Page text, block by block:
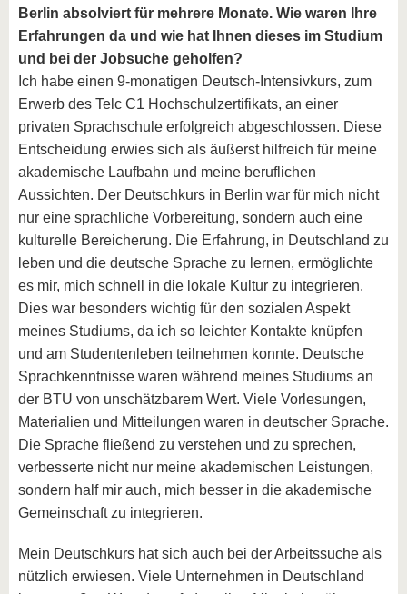
Berlin absolviert für mehrere Monate. Wie waren Ihre
Erfahrungen da und wie hat Ihnen dieses im Studium
und bei der Jobsuche geholfen?
Ich habe einen 9-monatigen Deutsch-Intensivkurs, zum
Erwerb des Telc C1 Hochschulzertifikats, an einer
privaten Sprachschule erfolgreich abgeschlossen. Diese
Entscheidung erwies sich als äußerst hilfreich für meine
akademische Laufbahn und meine beruflichen
Aussichten. Der Deutschkurs in Berlin war für mich nicht
nur eine sprachliche Vorbereitung, sondern auch eine
kulturelle Bereicherung. Die Erfahrung, in Deutschland zu
leben und die deutsche Sprache zu lernen, ermöglichte
es mir, mich schnell in die lokale Kultur zu integrieren.
Dies war besonders wichtig für den sozialen Aspekt
meines Studiums, da ich so leichter Kontakte knüpfen
und am Studentenleben teilnehmen konnte. Deutsche
Sprachkenntnisse waren während meines Studiums an
der BTU von unschätzbarem Wert. Viele Vorlesungen,
Materialien und Mitteilungen waren in deutscher Sprache.
Die Sprache fließend zu verstehen und zu sprechen,
verbesserte nicht nur meine akademischen Leistungen,
sondern half mir auch, mich besser in die akademische
Gemeinschaft zu integrieren.
Mein Deutschkurs hat sich auch bei der Arbeitssuche als
nützlich erwiesen. Viele Unternehmen in Deutschland